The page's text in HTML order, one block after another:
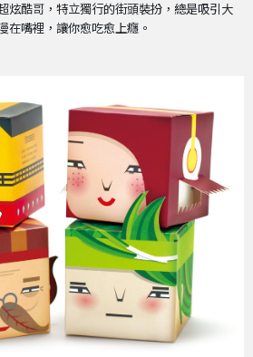
炫酷哥，特立獨行的街頭裝扮，總是吸引大
在嘴裡，讓你愈吃愈上癮。